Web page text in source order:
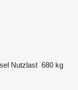
Nutzlast 680 kg